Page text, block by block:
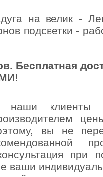
на велик -
подсветки -
Бесплатная
наши клиенты
вы не
при
ваши